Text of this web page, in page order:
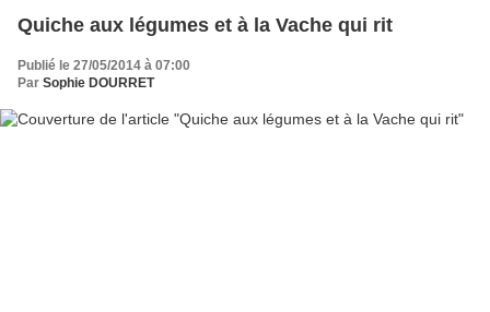
Quiche aux légumes et à la Vache qui rit
Publié le 27/05/2014 à 07:00
Par Sophie DOURRET